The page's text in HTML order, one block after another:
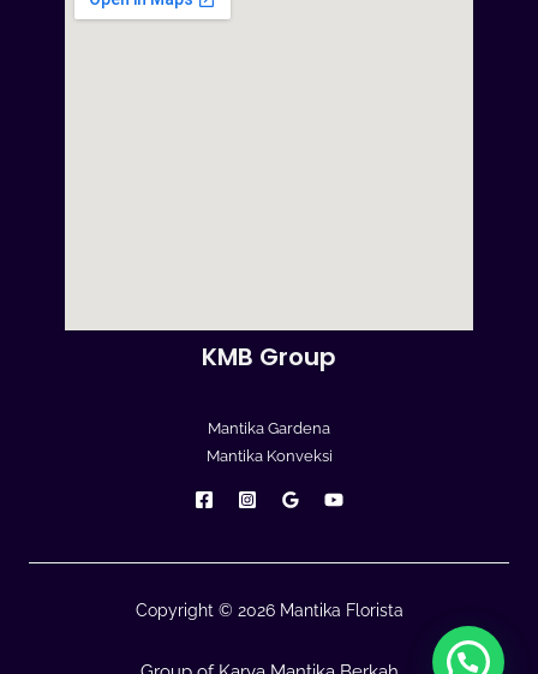
KMB Group
Mantika Gardena
Mantika Konveksi
Copyright © 2026 Mantika Florista